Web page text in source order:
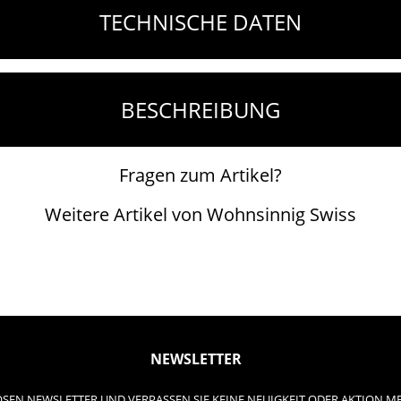
TECHNISCHE DATEN
BESCHREIBUNG
Fragen zum Artikel?
Weitere Artikel von Wohnsinnig Swiss
NEWSLETTER